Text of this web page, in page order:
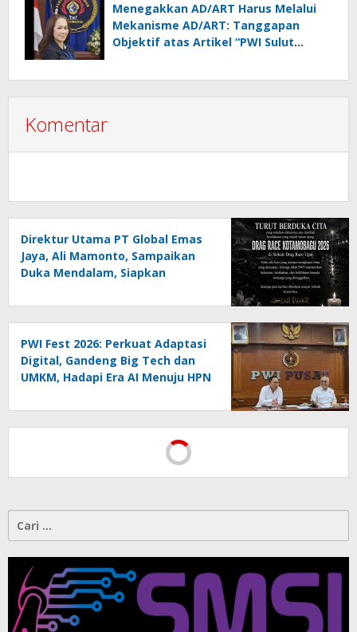
Menegakkan AD/ART Harus Melalui
Mekanisme AD/ART: Tanggapan
Objektif atas Artikel “PWI Sulut
Komentar
Direktur Utama PT Global Emas
Jaya, Ali Mamonto, Sampaikan
Duka Mendalam, Siapkan
Race Kotamobagu
PWI Fest 2026: Perkuat Adaptasi
Digital, Gandeng Big Tech dan
UMKM, Hadapi Era AI Menuju HPN
Cari